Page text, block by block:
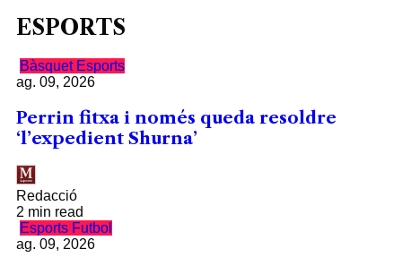
ESPORTS
Bàsquet Esports
ag. 09, 2026
Perrin fitxa i només queda resoldre
‘l’expedient Shurna’
Redacció
2 min read
Esports Futbol
ag. 09, 2026